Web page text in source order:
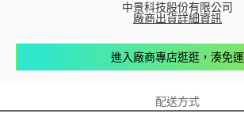
中景科技股份有限公司
廠商出貨詳細資訊
進入廠商專店逛逛，湊免運
配送方式